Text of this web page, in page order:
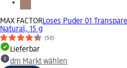
MAX FACTORLoses Puder 01
Natural, 15 g
(50)
Lieferbar
dm Markt wählen